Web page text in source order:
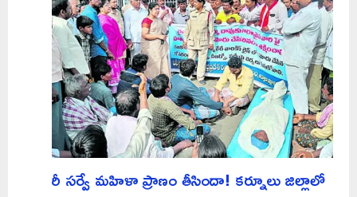
రీ సర్వే మహిళా ప్రాణం తీసిందా! కర్నూలు జిల్లాలో